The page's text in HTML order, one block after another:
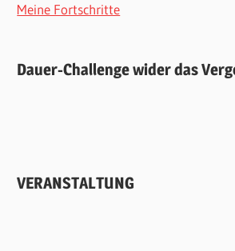
Meine Fortschritte
Dauer-Challenge wider das
VERANSTALTUNG